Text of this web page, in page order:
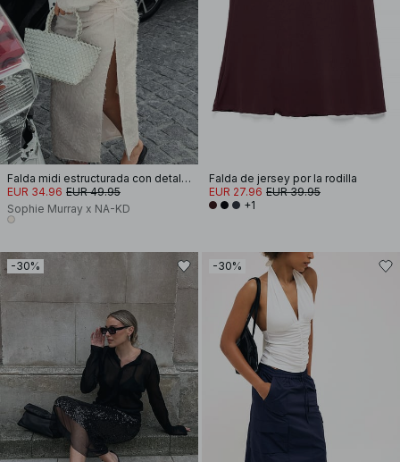
Falda midi estructurada con detalle retorcido
EUR 34.96 EUR 49.95
Sophie Murray x NA-KD
Falda de jersey por la rodilla
EUR 27.96 EUR 39.95
+1
-30% -30%